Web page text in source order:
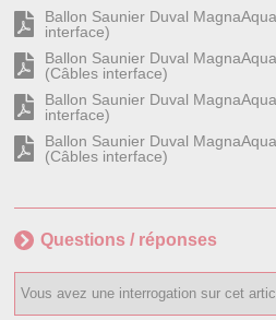
Ballon Saunier Duval
interface)
Ballon Saunier Duval
(Câbles interface)
Ballon Saunier Duval
interface)
Ballon Saunier Duval
(Câbles interface)
Questions / réponses